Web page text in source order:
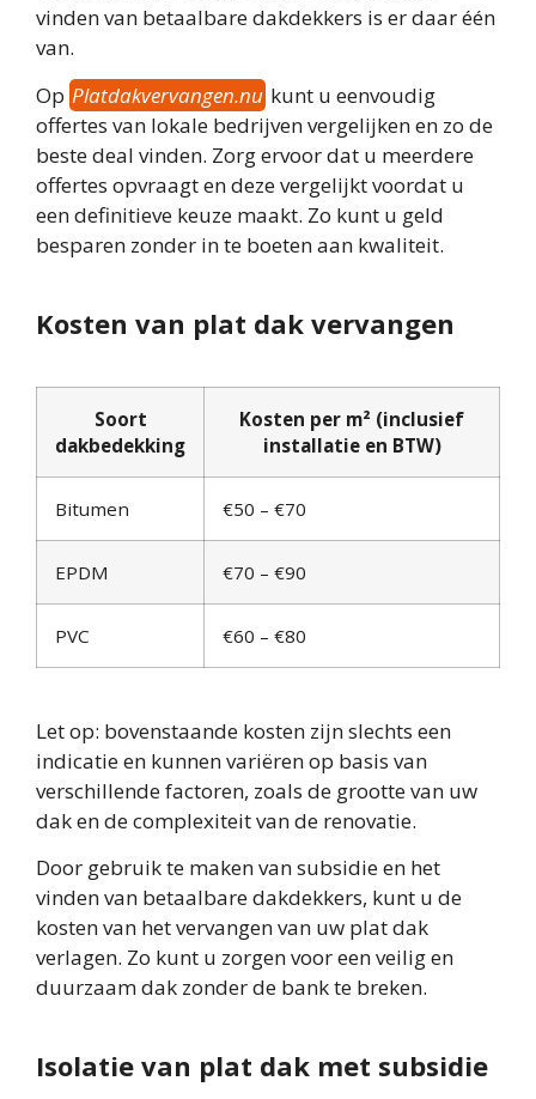
vinden van betaalbare dakdekkers is er daar één
van.
Op Platdakvervangen.nu kunt u eenvoudig
offertes van lokale bedrijven vergelijken en zo de
beste deal vinden. Zorg ervoor dat u meerdere
offertes opvraagt en deze vergelijkt voordat u
een definitieve keuze maakt. Zo kunt u geld
besparen zonder in te boeten aan kwaliteit.
Kosten van plat dak vervangen
Soort
dakbedekking
Kosten per m² (inclusief
installatie en BTW)
Bitumen €50 – €70
EPDM €70 – €90
PVC €60 – €80
Let op: bovenstaande kosten zijn slechts een
indicatie en kunnen variëren op basis van
verschillende factoren, zoals de grootte van uw
dak en de complexiteit van de renovatie.
Door gebruik te maken van subsidie en het
vinden van betaalbare dakdekkers, kunt u de
kosten van het vervangen van uw plat dak
verlagen. Zo kunt u zorgen voor een veilig en
duurzaam dak zonder de bank te breken.
Isolatie van plat dak met subsidie